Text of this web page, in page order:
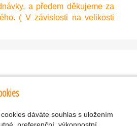
a předem děkujeme za
( V závislosti na velikosti
s r.o.
Žacléř, 542 01 Číslo účtu:
dáváte souhlas s uložením